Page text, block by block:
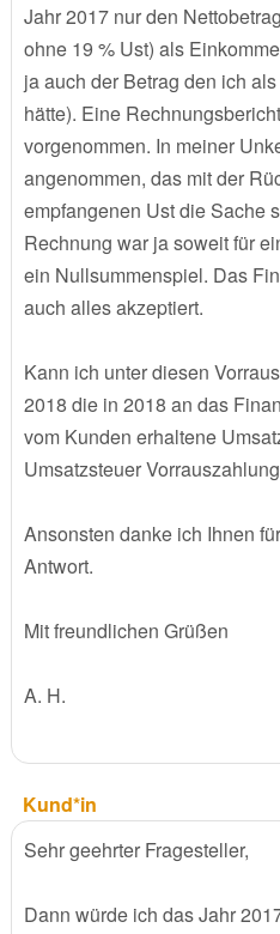
Jahr 2017 nur den
ohne 19 % Ust) als
ja auch der Betrag den ich
hätte). Eine
vorgenommen. In meiner
angenommen, das mit der
empfangenen Ust die Sache
Rechnung war ja soweit für
ein Nullsummenspiel. Das
auch alles akzeptiert.
Kann ich unter diesen
2018 die in 2018 an das
vom Kunden erhaltene
Umsatzsteuer
Ansonsten danke ich Ihnen
Antwort.
Mit freundlichen Grüßen
A. H.
Kund*in
Sehr geehrter Fragesteller,
Dann würde ich das Jahr